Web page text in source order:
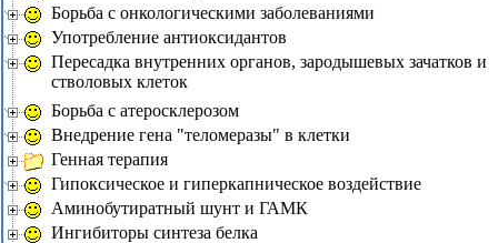
Борьба с онкологическими заболеваниями
Употребление антиоксидантов
Пересадка внутренних органов, зародышевых зачатков и
стволовых клеток
Борьба с атеросклерозом
Внедрение гена "теломеразы" в клетки
Генная терапия
Гипоксическое и гиперкапническое воздействие
Аминобутиратный шунт и ГАМК
Ингибиторы синтеза белка